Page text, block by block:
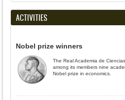
ACTIVITIES
Nobel prize winners
The Real Academia de
among its members nine
Nobel prize in economics.